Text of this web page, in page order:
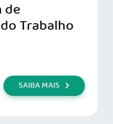
de
Trabalho
SAIBA MAIS